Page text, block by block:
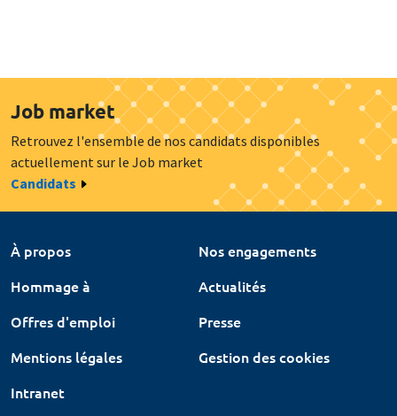
Job market
Retrouvez l'ensemble de nos candidats disponibles
actuellement sur le Job market
Candidats
À propos
Nos engagements
Hommage à
Actualités
Offres d'emploi
Presse
Mentions légales
Gestion des cookies
Intranet